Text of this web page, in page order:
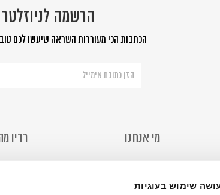
שימוש בעוגיות
הרשמה
הכתבות הכי מעוררות השראה שיעשו לכם
לניוזלטר
השראה,
מי אנחנו
צרו קשר
רדיו